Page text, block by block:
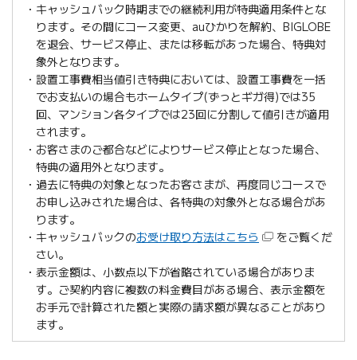
キャッシュバック時期までの継続利用が特典適用条件とな
ります。その間にコース変更、auひかりを解約、BIGLOBE
を退会、サービス停止、または移転があった場合、特典対
象外となります。
設置工事費相当値引き特典においては、設置工事費を一括
でお支払いの場合もホームタイプ(ずっとギガ得)では35
回、マンション各タイプでは23回に分割して値引きが適用
されます。
お客さまのご都合などによりサービス停止となった場合、
特典の適用外となります。
過去に特典の対象となったお客さまが、再度同じコースで
お申し込みされた場合は、各特典の対象外となる場合があ
ります。
キャッシュバックのお受け取り方法はこちら
をご覧くだ
さい。
表示金額は、小数点以下が省略されている場合がありま
す。ご契約内容に複数の料金費目がある場合、表示金額を
お手元で計算された額と実際の請求額が異なることがあり
ます。